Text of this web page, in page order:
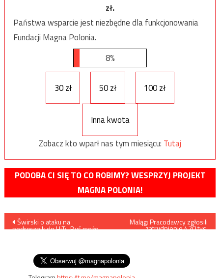
zł.
Państwa wsparcie jest niezbędne dla funkcjonowania
Fundacji Magna Polonia.
8%
30 zł 50 zł 100 zł
Inna kwota
Zobacz kto wparł nas tym miesiącu: Tutaj
PODOBA CI SIĘ TO CO ROBIMY? WESPRZYJ PROJEKT
MAGNA POLONIA!
Nawigacja
Świrski o ataku na
podręcznik do HiT: „Być może
Maląg: Pracodawcy zgłosili
zatrudnienie 420 tys.